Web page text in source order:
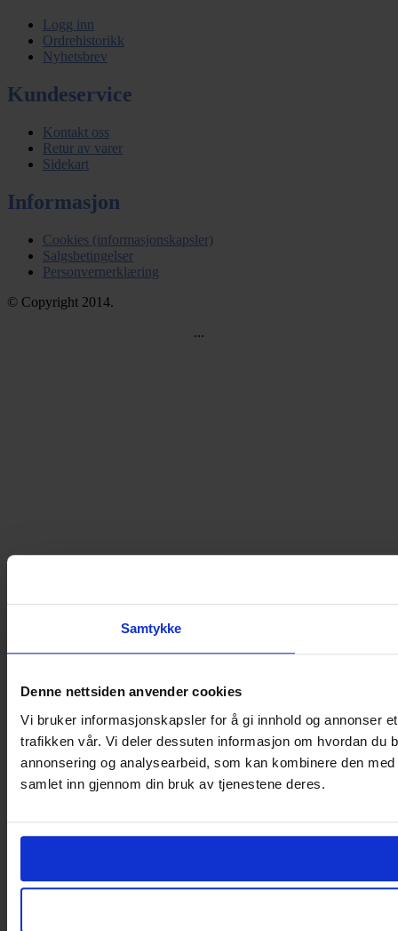
Samtykke
Denne nettsiden anvender cookies
Vi bruker informasjonskapsler for å gi innhold og annonser
trafikken vår. Vi deler dessuten informasjon om hvordan du
annonsering og analysearbeid, som kan kombinere den
samlet inn gjennom din bruk av tjenestene deres.
Logg inn
Ordrehistorikk
Nyhetsbrev
Kundeservice
Kontakt oss
Retur av varer
Sidekart
Informasjon
Cookies (informasjonskapsler)
Salgsbetingelser
Personvernerklæring
© Copyright 2014.
...